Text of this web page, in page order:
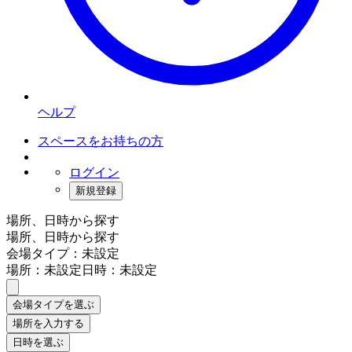
ヘルプ
スペースをお持ちの方
ログイン
新規登録
場所、日時から探す
場所、日時から探す
会場タイプ：未設定
場所：未設定日時：未設定
会場タイプを選ぶ
場所を入力する
日時を選ぶ